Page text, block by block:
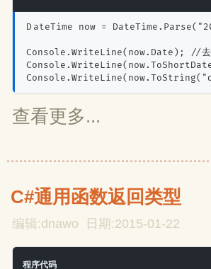
DateTime now =
Console.WriteLine(now.Date); //去掉
查看更多...
C#通用函数返回类型
编辑:dnawo 日期:2015-01-22
程序代码